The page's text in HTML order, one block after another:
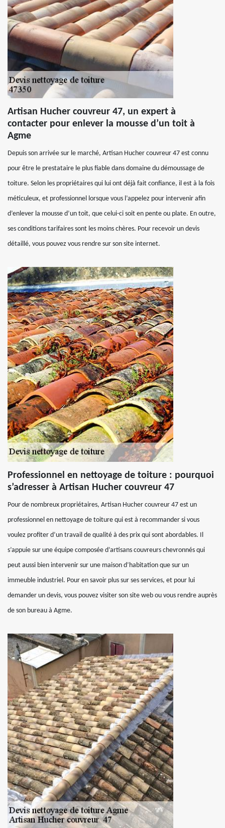
Artisan Hucher couvreur 47, un expert à
contacter pour enlever la mousse d’un toit à
Agme
Depuis son arrivée sur le marché, Artisan Hucher couvreur 47 est connu
pour être le prestataire le plus fiable dans domaine du démoussage de
toiture. Selon les propriétaires qui lui ont déjà fait confiance, il est à la fois
méticuleux, et professionnel lorsque vous l’appelez pour intervenir afin
d’enlever la mousse d’un toit, que celui-ci soit en pente ou plate. En outre,
ses conditions tarifaires sont les moins chères. Pour recevoir un devis
détaillé, vous pouvez vous rendre sur son site internet.
Professionnel en nettoyage de toiture : pourquoi
s’adresser à Artisan Hucher couvreur 47
Pour de nombreux propriétaires, Artisan Hucher couvreur 47 est un
professionnel en nettoyage de toiture qui est à recommander si vous
voulez profiter d’un travail de qualité à des prix qui sont abordables. Il
s’appuie sur une équipe composée d’artisans couvreurs chevronnés qui
peut aussi bien intervenir sur une maison d’habitation que sur un
immeuble industriel. Pour en savoir plus sur ses services, et pour lui
demander un devis, vous pouvez visiter son site web ou vous rendre auprès
de son bureau à Agme.